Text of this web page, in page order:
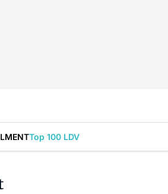
Top 100 LDV